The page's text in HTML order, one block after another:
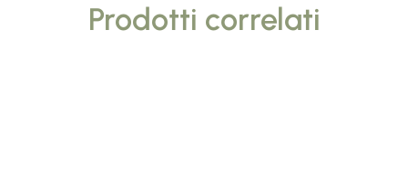
Prodotti correlati